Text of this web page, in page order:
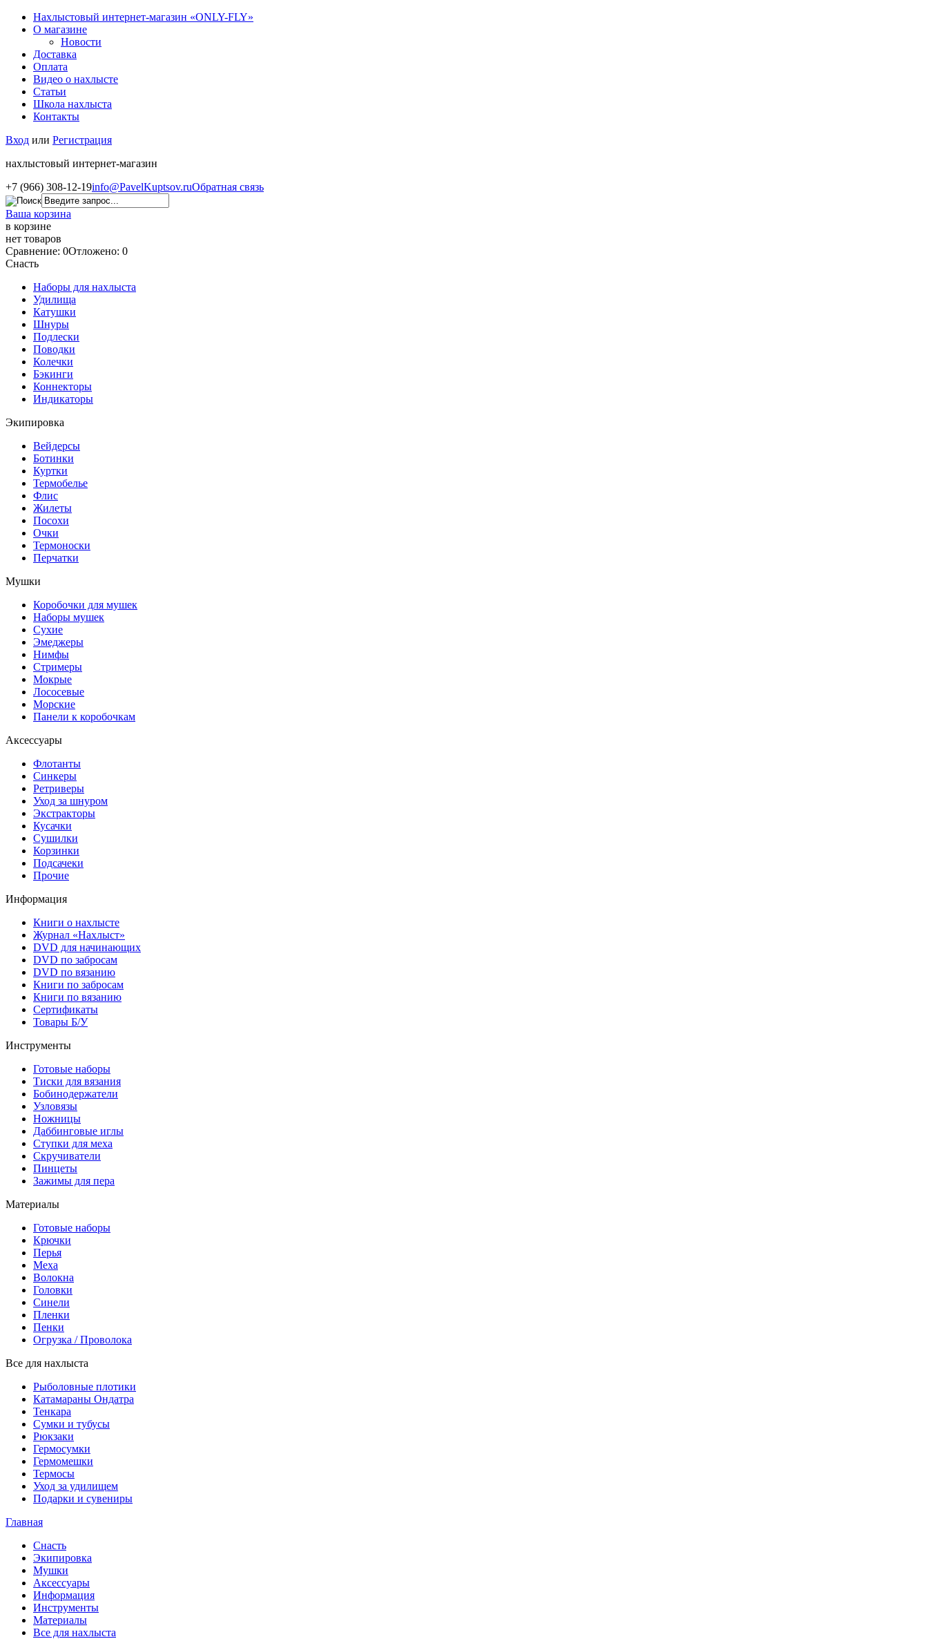
Нахлыстовый интернет-магазин «ONLY-FLY»
О магазине
Новости
Доставка
Оплата
Видео о нахлысте
Статьи
Школа нахлыста
Контакты
Вход или Регистрация
нахлыстовый интернет-магазин
+7 (966) 308-12-19info@PavelKuptsov.ruОбратная связь
Ваша корзина
в корзине
нет товаров
Сравнение: 0Отложено: 0
Снасть
Наборы для нахлыста
Удилища
Катушки
Шнуры
Подлески
Поводки
Колечки
Бэкинги
Коннекторы
Индикаторы
Экипировка
Вейдерсы
Ботинки
Куртки
Термобелье
Флис
Жилеты
Посохи
Очки
Термоноски
Перчатки
Мушки
Коробочки для мушек
Наборы мушек
Сухие
Эмеджеры
Нимфы
Стримеры
Мокрые
Лососевые
Морские
Панели к коробочкам
Аксессуары
Флотанты
Синкеры
Ретриверы
Уход за шнуром
Экстракторы
Кусачки
Сушилки
Корзинки
Подсачеки
Прочие
Информация
Книги о нахлысте
Журнал «Нахлыст»
DVD для начинающих
DVD по забросам
DVD по вязанию
Книги по забросам
Книги по вязанию
Cертификаты
Товары Б/У
Инструменты
Готовые наборы
Тиски для вязания
Бобинодержатели
Узловязы
Ножницы
Даббинговые иглы
Ступки для меха
Скручиватели
Пинцеты
Зажимы для пера
Материалы
Готовые наборы
Крючки
Перья
Меха
Волокна
Головки
Синели
Пленки
Пенки
Огрузка / Проволока
Все для нахлыста
Рыболовные плотики
Катамараны Ондатра
Тенкара
Сумки и тубусы
Рюкзаки
Гермосумки
Гермомешки
Термосы
Уход за удилищем
Подарки и сувениры
Главная
Снасть
Экипировка
Мушки
Аксессуары
Информация
Инструменты
Материалы
Все для нахлыста